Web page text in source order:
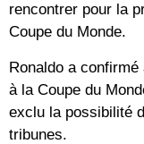
rencontrer pour la
Coupe du Monde.
Ronaldo a
à la Coupe du
exclu la possibilité
tribunes.